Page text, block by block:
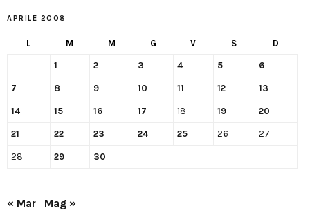
APRILE 2008
L M M G V S D
1 2 3 4 5 6
7 8 9 10 11 12 13
14 15 16 17 18 19 20
21 22 23 24 25 26 27
28 29 30
« Mar Mag »